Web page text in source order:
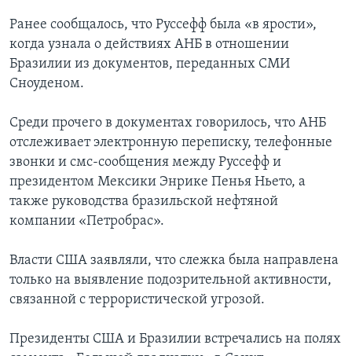
Ранее сообщалось, что Руссефф была «в ярости»,
когда узнала о действиях АНБ в отношении
Бразилии из документов, переданных СМИ
Сноуденом.
Среди прочего в документах говорилось, что АНБ
отслеживает электронную переписку, телефонные
звонки и смс-сообщения между Руссефф и
президентом Мексики Энрике Пенья Ньето, а
также руководства бразильской нефтяной
компании «Петробрас».
Власти США заявляли, что слежка была направлена
только на выявление подозрительной активности,
связанной с террористической угрозой.
Президенты США и Бразилии встречались на полях